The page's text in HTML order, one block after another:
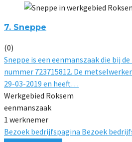
7. Sneppe
(0)
Sneppe is een eenmanszaak die bij
nummer 723715812. De
29-03-2019 en heeft…
Werkgebied Roksem
eenmanszaak
1 werknemer
Bezoek bedrijfspagina Bezoek